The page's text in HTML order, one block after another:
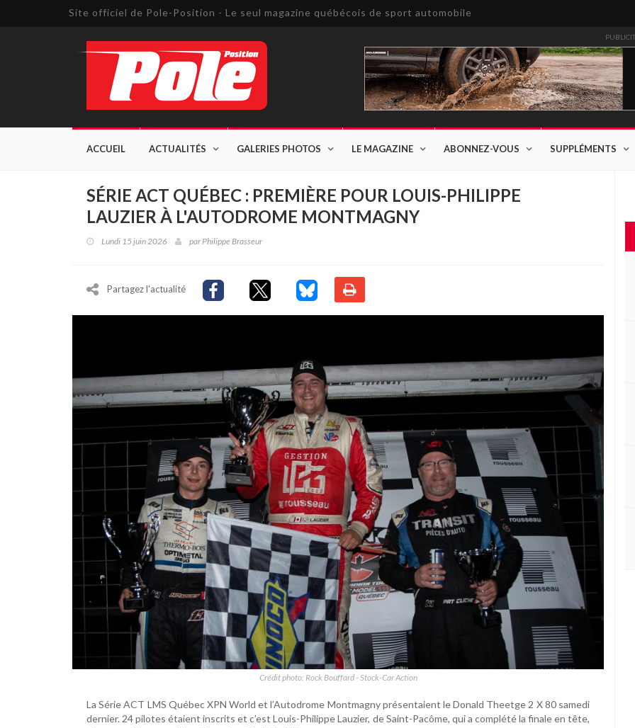
Site officiel de Pole-Position - Le seul magazine québécois de sport automobile
ACCUEIL ACTUALITÉS GALERIES PHOTOS LE MAGAZINE ABONNEZ-VOUS SUPPLÉMENTS
SÉRIE ACT QUÉBEC : PREMIÈRE POUR LOUIS-PHILIPPE
LAUZIER À L'AUTODROME MONTMAGNY
Lundi 15 juin 2026 parPhilippe Brasseur
Partagez l'actualité
Crédit photo: Rock Bouffard - Stock-Car Action
La Série ACT LMS Québec XPN World et l’Autodrome Montmagny présentaient le Donald Theetge 2 X 80 samedi
dernier. 24 pilotes étaient inscrits et c’est Louis-Philippe Lauzier, de Saint-Pacôme, qui a complété la finale en tête,